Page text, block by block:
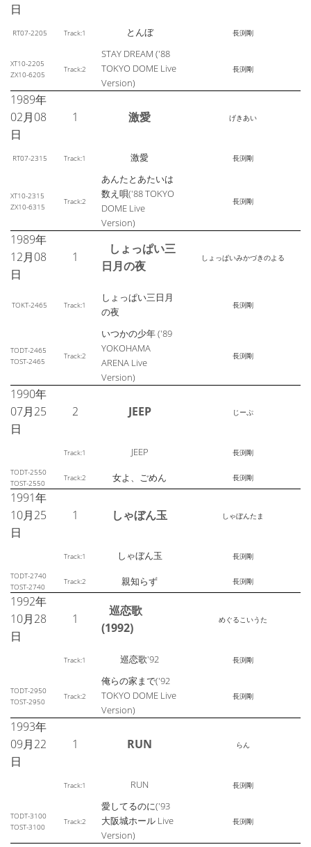
日
RT07-2205 Track:1 とんぼ 長渕剛
XT10-2205
ZX10-6205
Track:2
STAY DREAM ('88
TOKYO DOME Live
Version)
長渕剛
1989年
02月08
日
1 激愛 げきあい
RT07-2315 Track:1 激愛 長渕剛
XT10-2315
ZX10-6315
Track:2
あんたとあたいは
数え唄('88 TOKYO
DOME Live
Version)
長渕剛
1989年
12月08
日
1
しょっぱい三
日月の夜
しょっぱいみかづきのよる
TOKT-2465 Track:1
しょっぱい三日月
の夜
長渕剛
TODT-2465
TOST-2465
Track:2
いつかの少年 ('89
YOKOHAMA
ARENA Live
Version)
長渕剛
1990年
07月25
日
2 JEEP じーぷ
Track:1 JEEP 長渕剛
TODT-2550
TOST-2550
Track:2 女よ、ごめん 長渕剛
1991年
10月25
日
1 しゃぼん玉 しゃぼんたま
Track:1 しゃぼん玉 長渕剛
TODT-2740
TOST-2740
Track:2 親知らず 長渕剛
1992年
10月28
日
1
巡恋歌
(1992)
めぐるこいうた
Track:1 巡恋歌'92 長渕剛
TODT-2950
TOST-2950
Track:2
俺らの家まで('92
TOKYO DOME Live
Version)
長渕剛
1993年
09月22
日
1 RUN らん
Track:1 RUN 長渕剛
TODT-3100
TOST-3100
Track:2
愛してるのに('93
大阪城ホール Live
Version)
長渕剛